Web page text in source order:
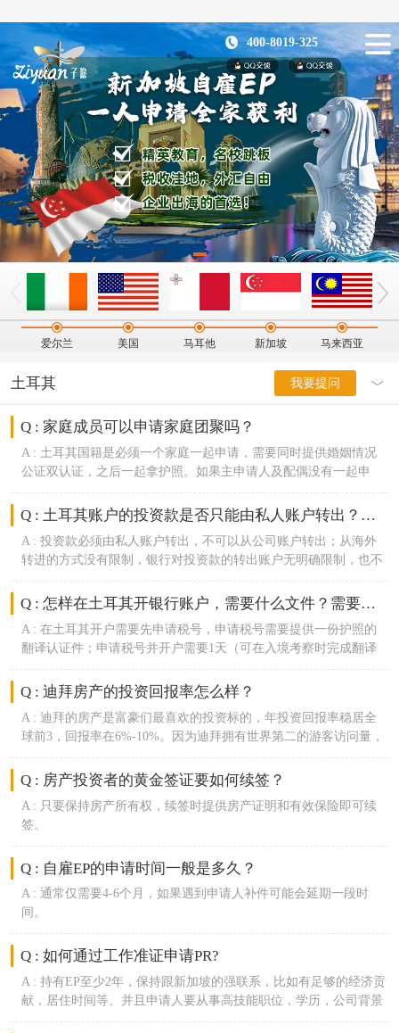
400-8019-325
爱尔兰 美国 马耳他 新加坡 马来西亚
土耳其 我要提问
Q : 家庭成员可以申请家庭团聚吗？
A : 土耳其国籍是必须一个家庭一起申请，需要同时提供婚姻情况
公证双认证，之后一起拿护照。如果主申请人及配偶没有一起申
请，配偶将会失去申请资格，除非之后在土耳其生活3年（家庭成
员居住许可证明2个月可以获得。如果主申请人结婚了，附属申请
人在土耳其居住3年后可开始申请护照。取得护照后的新生儿可以
入籍。
Q :土耳其账户的投资款是否只能由私人账户转出？只能由主申请人的账
A : 投资款必须由私人账户转出，不可以从公司账户转出；从海外
转进的方式没有限制，银行对投资款的转出账户无明确限制，也不
追究资金来源。
Q :怎样在土耳其开银行账户，需要什么文件？需要多长时间？费用多少
A : 在土耳其开户需要先申请税号，申请税号需要提供一份护照的
翻译认证件；申请税号并开户需要1天（可在入境考察时完成翻译
认证）；客户可以授权律师帮忙开户，不需要亲自入境去银行，客
户需提供护照原件（复印件不可以）律师准备护照的翻译认证件；
委托律师开户的费用包含在律师费里，不需要额外收费。我们一般
与ZiRAAT银行合作。
Q : 迪拜房产的投资回报率怎么样？
A : 迪拜的房产是富豪们最喜欢的投资标的，年投资回报率稳居全
球前3，回报率在6%-10%。因为迪拜拥有世界第二的游客访问量，
租金收益不用缴税，期房涨幅在30%以上。
Q : 房产投资者的黄金签证要如何续签？
A : 只要保持房产所有权，续签时提供房产证明和有效保险即可续
签。
Q : 自雇EP的申请时间一般是多久？
A : 通常仅需要4-6个月，如果遇到申请人补件可能会延期一段时
间。
Q : 如何通过工作准证申请PR?
A : 持有EP至少2年，保持跟新加坡的强联系，比如有足够的经济贡
献，居住时间等。并且申请人要从事高技能职位，学历，公司背景
也是移民局的审核重点。